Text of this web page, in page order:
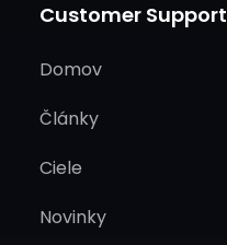
Customer Support
Domov
Články
Ciele
Novinky